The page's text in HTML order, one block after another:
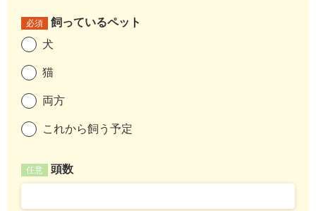
必須
飼っているペット
犬
猫
両方
これから飼う予定
任意 頭数